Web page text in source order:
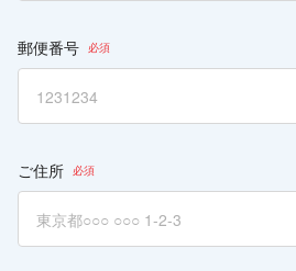
郵便番号
ご住所